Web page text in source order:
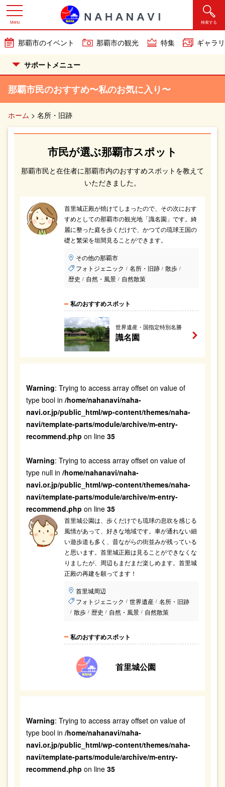
検索する
那覇市のイベント 那覇市の観光 特集 ギャラ
Menu
サポートメニュー
那覇市民のおすすめ〜私のお気に入り〜
ホーム > 名所・旧跡
市民が選ぶ那覇市スポット
那覇市民と在住者に那覇市内のおすすめスポットを教えて
いただきました。
首里城正殿が焼けてしまったので、その次におす
すめとしての那覇市の観光地「識名園」です。綺
麗に整った庭を歩くだけで、かつての琉球王国の
礎と繁栄を垣間見ることができます。
その他の那覇市
フォトジェニック / 名所・旧跡 / 散歩 /
歴史 / 自然・風景 / 自然散策
私のおすすめスポット
世界遺産・国指定特別名勝
識名園
Warning: Trying to access array offset on value of
type bool in /home/nahanavi/naha-
navi.or.jp/public_html/wp-content/themes/naha-
navi/template-parts/module/archive/m-entry-
recommend.php on line 35
Warning: Trying to access array offset on value of
type null in /home/nahanavi/naha-
navi.or.jp/public_html/wp-content/themes/naha-
navi/template-parts/module/archive/m-entry-
recommend.php on line 35
首里城公園は、歩くだけでも琉球の息吹を感じる
風情があって、好きな地域です。車が通れない細
い遊歩道も多く、昔ながらの街並みが残っている
と思います。首里城正殿は見ることができなくな
りましたが、周辺もまだまだ楽しめます。首里城
正殿の再建を願ってます！
首里城周辺
フォトジェニック / 世界遺産 / 名所・旧跡
/ 散歩 / 歴史 / 自然・風景 / 自然散策
私のおすすめスポット
首里城公園
Warning: Trying to access array offset on value of
type bool in /home/nahanavi/naha-
navi.or.jp/public_html/wp-content/themes/naha-
navi/template-parts/module/archive/m-entry-
recommend.php on line 35